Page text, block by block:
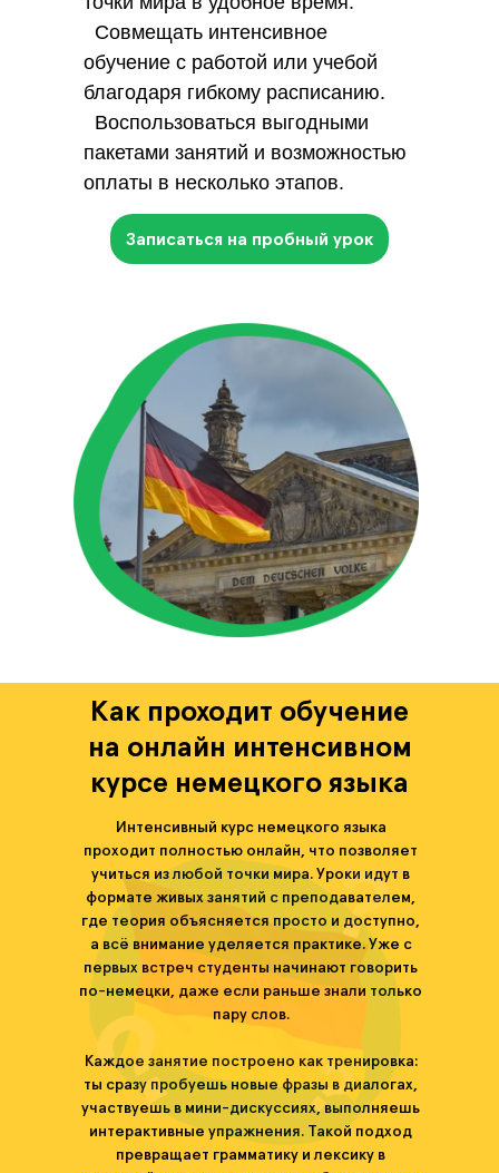
Записаться на пробный урок
Совмещать интенсивное
обучение с работой или учебой
благодаря гибкому расписанию.
Воспользоваться выгодными
пакетами занятий и возможностью
оплаты в несколько этапов.
Как проходит обучение
на онлайн интенсивном
курсе немецкого языка
Интенсивный курс немецкого языка
проходит полностью онлайн, что позволяет
учиться из любой точки мира. Уроки идут в
формате живых занятий с преподавателем,
где теория объясняется просто и доступно,
а всё внимание уделяется практике. Уже с
первых встреч студенты начинают говорить
по-немецки, даже если раньше знали только
пару слов.
Каждое занятие построено как тренировка:
ты сразу пробуешь новые фразы в диалогах,
участвуешь в мини-дискуссиях, выполняешь
интерактивные упражнения. Такой подход
превращает грамматику и лексику в